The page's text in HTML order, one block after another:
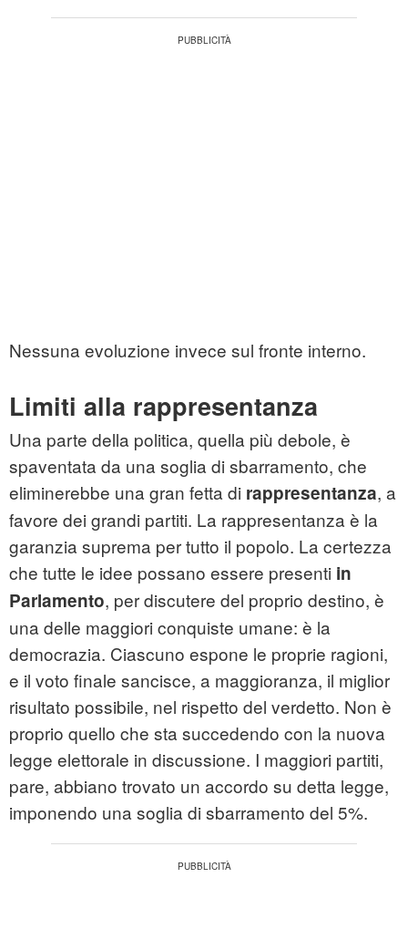
Nessuna evoluzione invece sul fronte interno.
Limiti alla rappresentanza
Una parte della politica, quella più debole, è
spaventata da una soglia di sbarramento, che
eliminerebbe una gran fetta di rappresentanza, a
favore dei grandi partiti. La rappresentanza è la
garanzia suprema per tutto il popolo. La certezza
che tutte le idee possano essere presenti in
Parlamento, per discutere del proprio destino, è
una delle maggiori conquiste umane: è la
democrazia. Ciascuno espone le proprie ragioni,
e il voto finale sancisce, a maggioranza, il miglior
risultato possibile, nel rispetto del verdetto. Non è
proprio quello che sta succedendo con la nuova
legge elettorale in discussione. I maggiori partiti,
pare, abbiano trovato un accordo su detta legge,
imponendo una soglia di sbarramento del 5%.